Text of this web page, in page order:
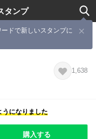
タンプ
ードで新しいスタンプに
1,638
うになりました
購入する